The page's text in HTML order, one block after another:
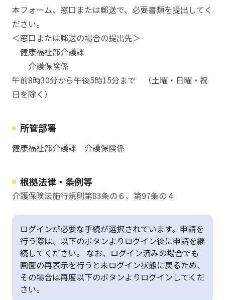
本フォーム、窓口または郵送で、必要書類を提出してく
ださい。
＜窓口または郵送の場合の提出先＞
健康福祉部介護課
介護保険係
午前8時30分から午後5時15分まで （土曜・日曜・祝
日を除く）
所管部署
健康福祉部介護課 介護保険係
根拠法律・条例等
介護保険法施行規則第83条の６、第97条の４
ログインが必要な手続が選択されています。申請を
行う際は、以下のボタンよりログイン後に申請を継
続してください。 なお、ログイン済みの場合でも
画面の再表示を行うと未ログイン状態に戻るため、
その場合は再度以下のボタンよりログインしてくだ
さい。